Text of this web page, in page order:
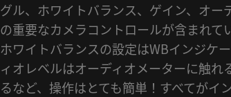
グル、ホワイトバランス、ゲイン、オー
の重要なカメラコントロールが含まれて
ホワイトバランスの設定はWBインジケ
ィオレベルはオーディオメーターに触れ
るなど、操作はとても簡単！すべてがイ